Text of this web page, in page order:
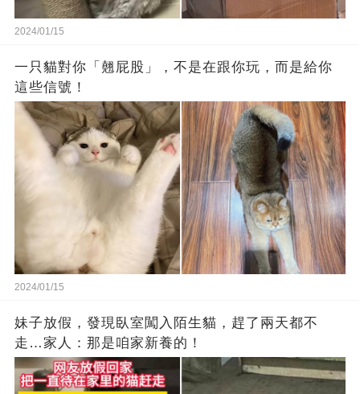
2024/01/15
一只貓對你「翹屁股」，不是在跟你玩，而是給你
這些信號！
2024/01/15
妹子放假，發現臥室闖入陌生貓，趕了兩天都不
走…家人：那是咱家新養的！